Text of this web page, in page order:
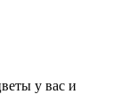
у вас и